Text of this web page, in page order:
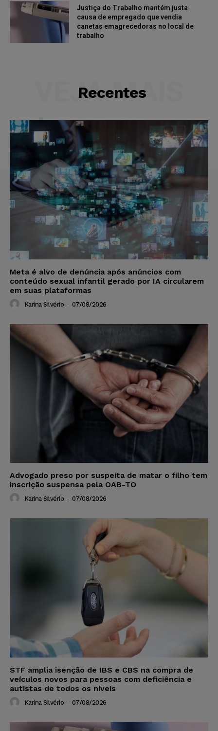
Justiça do Trabalho mantém justa
causa de empregado que vendia
canetas emagrecedoras no local de
trabalho
Recentes
VEJA MAIS
Meta é alvo de denúncia após anúncios com
conteúdo sexual infantil gerado por IA circularem
em suas plataformas
Karina Silvério - 07/08/2026
Advogado preso por suspeita de matar o filho tem
inscrição suspensa pela OAB-TO
Karina Silvério - 07/08/2026
STF amplia isenção de IBS e CBS na compra de
veículos novos para pessoas com deficiência e
autistas de todos os níveis
Karina Silvério - 07/08/2026